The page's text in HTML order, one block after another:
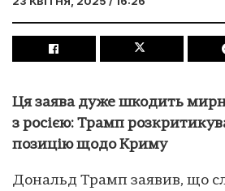
Ця заява дуже шкодить
з росією: Трамп
позицію щодо Криму
Дональд Трамп заявив, що